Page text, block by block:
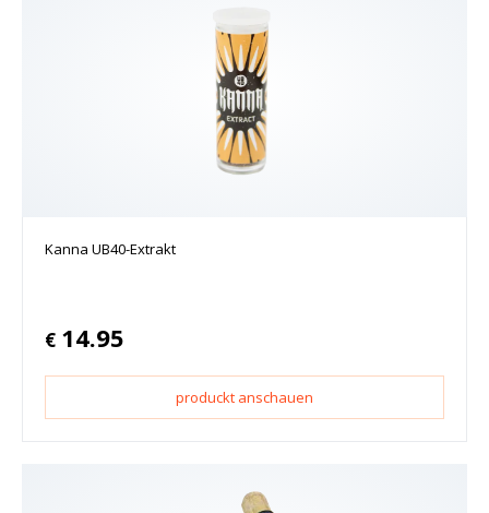
Kanna UB40-Extrakt
€ 14.95
produckt anschauen